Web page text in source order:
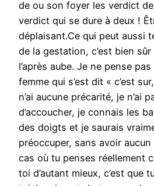
de ou son foyer les verdict de
verdict qui se dure à deux !
déplaisant.Ce qui peut aussi
de la gestation, c’est bien sûr
l’après aube. Je ne pense
femme qui s’est dit « c’est
n’ai aucune précarité, je n’ai
d’accoucher, je connais les
des doigts et je saurais
préoccuper, sans avoir
cas où tu penses réellement
toi d’autant mieux, c’est que